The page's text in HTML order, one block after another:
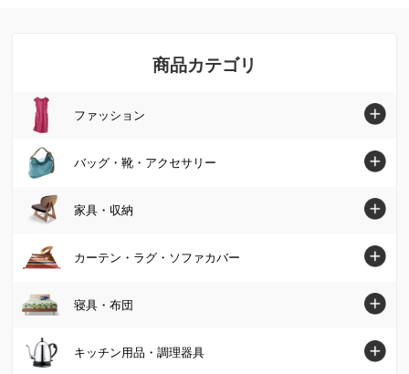
商品カテゴリ
ファッション
ファッショントップへ
シャツ・ブラウス
チュニック
ワンピース
パンツ
バッグ・靴・アクセサリー
バッグ・靴・アクセサリートップへ
バッグ
ブーツ
スニーカー・コンフォートシューズ
家具・収納
家具・収納トップへ
テーブル
カーテン・ラグ・ソファカバー
カーテン・ラグ・ソファカバートップへ
カーテン
寝具・布団
寝具・布団トップへ
キッチン用品・調理器具